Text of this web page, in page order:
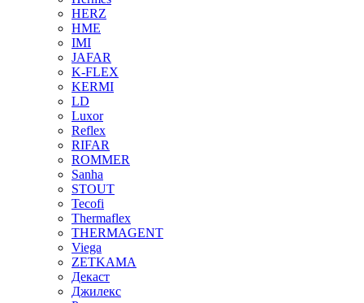
HERZ
HME
IMI
JAFAR
K-FLEX
KERMI
LD
Luxor
Reflex
RIFAR
ROMMER
Sanha
STOUT
Tecofi
Thermaflex
THERMAGENT
Viega
ZETKAMA
Декаст
Джилекс